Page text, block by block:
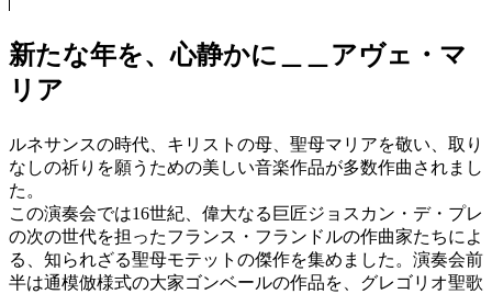
新たな年を、心静かに＿＿アヴェ・マ
リア
ルネサンスの時代、キリストの母、聖母マリアを敬い、取り
なしの祈りを願うための美しい音楽作品が多数作曲されまし
た。
この演奏会では16世紀、偉大なる巨匠ジョスカン・デ・プレ
の次の世代を担ったフランス・フランドルの作曲家たちによ
る、知られざる聖母モテットの傑作を集めました。演奏会前
半は通模倣様式の大家ゴンベールの作品を、グレゴリオ聖歌